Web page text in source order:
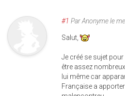
#1 ParAnonymele
Salut,
Je créé se sujet
être assez
lui même car
Française a